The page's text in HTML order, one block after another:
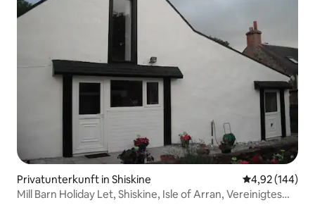
Privatunterkunft in Shiskine
4,92 (144)
Mill Barn Holiday Let, Shiskine, Isle of Arran, Vereinigtes